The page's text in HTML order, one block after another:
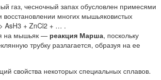
газ, чесночный запах обусловлен примесями
восстановлении многих мышьяковистых
AsH3 + ZnCl2 + … .
на мышьяк — реакция Марша, поскольку
трубку разлагается, образуя на ее
свойства некоторых специальных сплавов.